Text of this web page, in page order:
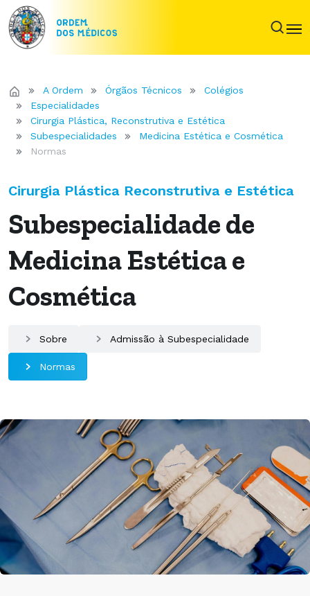
A Ordem Órgãos Técnicos
Colégios
Especialidades
Cirurgia Plástica, Reconstrutiva e Estética
Subespecialidades
Medicina Estética e Cosmética
Normas
Cirurgia Plástica Reconstrutiva e Estética
Subespecialidade de
Medicina Estética e
Cosmética
Sobre Admissão à Subespecialidade
Normas